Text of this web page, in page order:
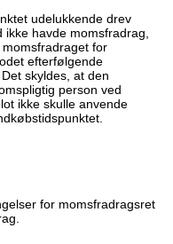
udelukkende drev
havde momsfradrag,
for
efterfølgende
skyldes, at den
person ved
ikke skulle anvende
for momsfradragsret